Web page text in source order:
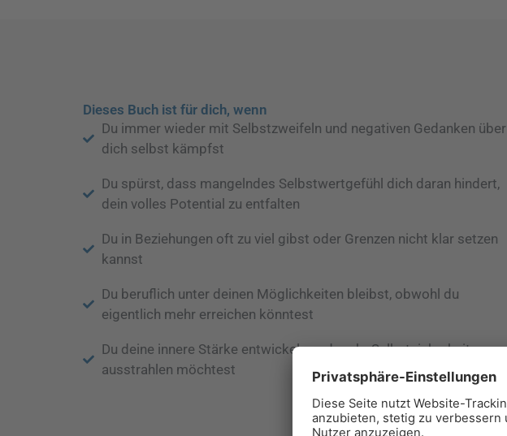
Dieses Buch ist für dich, wenn
Du immer wieder mit Selbstzweifeln und negativen Gedanken über
dich selbst kämpfst
Du spürst, dass mangelndes Selbstwertgefühl dich daran hindert,
dein volles Potential zu entfalten
Du in Beziehungen oft zu viel gibst oder Grenzen nicht klar setzen
kannst
Du beruflich unter deinen Möglichkeiten bleibst, obwohl du
eigentlich mehr erreichen könntest
Du deine innere Stärke entwickeln und mehr Selbstsicherheit
ausstrahlen möchtest